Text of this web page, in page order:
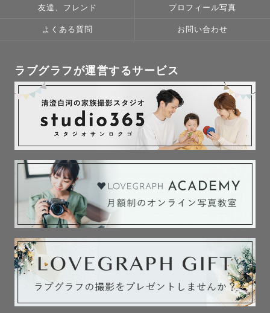
友達、フレンド プロフィール写真
よくある質問 お問い合わせ
ラブグラフが運営するサービス